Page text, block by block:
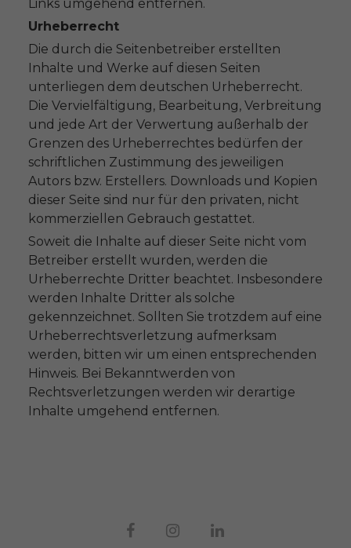
Links umgehend entfernen.
Urheberrecht
Die durch die Seitenbetreiber erstellten
Inhalte und Werke auf diesen Seiten
unterliegen dem deutschen Urheberrecht.
Die Vervielfältigung, Bearbeitung, Verbreitung
und jede Art der Verwertung außerhalb der
Grenzen des Urheberrechtes bedürfen der
schriftlichen Zustimmung des jeweiligen
Autors bzw. Erstellers. Downloads und Kopien
dieser Seite sind nur für den privaten, nicht
kommerziellen Gebrauch gestattet.
Soweit die Inhalte auf dieser Seite nicht vom
Betreiber erstellt wurden, werden die
Urheberrechte Dritter beachtet. Insbesondere
werden Inhalte Dritter als solche
gekennzeichnet. Sollten Sie trotzdem auf eine
Urheberrechtsverletzung aufmerksam
werden, bitten wir um einen entsprechenden
Hinweis. Bei Bekanntwerden von
Rechtsverletzungen werden wir derartige
Inhalte umgehend entfernen.